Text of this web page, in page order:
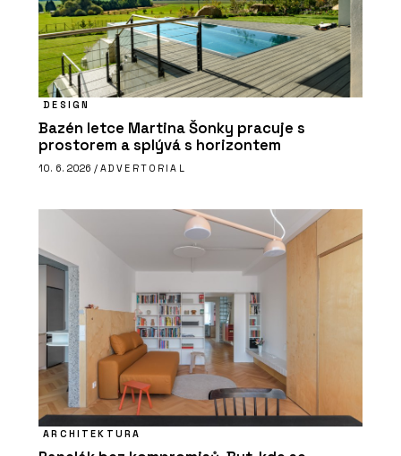
DESIGN
Bazén letce Martina Šonky pracuje s
prostorem a splývá s horizontem
10. 6. 2026 / ADVERTORIAL
ARCHITEKTURA